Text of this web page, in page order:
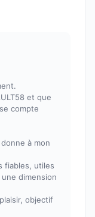
et que
compte
à mon
fiables, utiles
dimension
objectif